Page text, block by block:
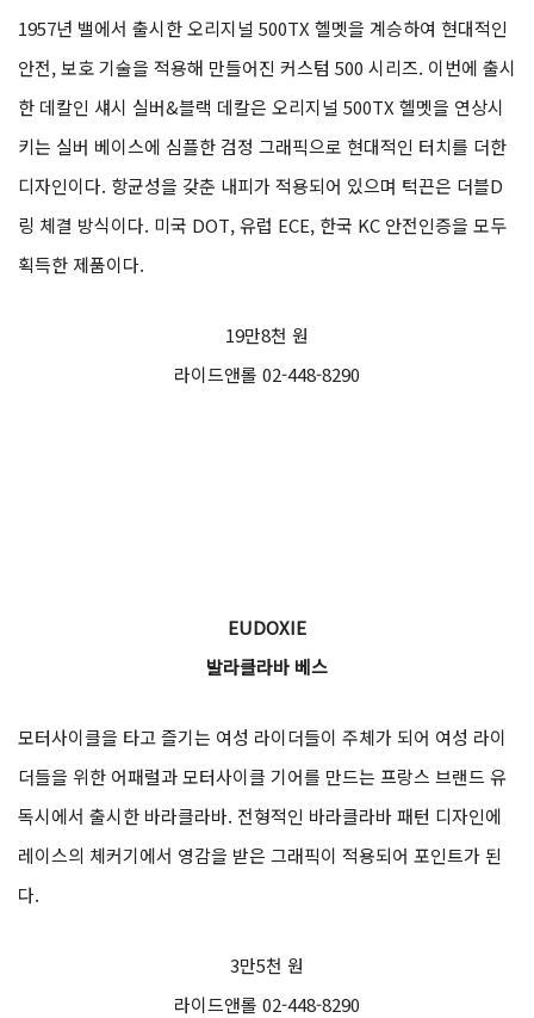
1957년 밸에서 출시한 오리지널 500TX 헬멧을 계승하여 현대적인
안전, 보호 기술을 적용해 만들어진 커스텀 500 시리즈. 이번에 출시
한 데칼인 섀시 실버&블랙 데칼은 오리지널 500TX 헬멧을 연상시
키는 실버 베이스에 심플한 검정 그래픽으로 현대적인 터치를 더한
디자인이다. 항균성을 갖춘 내피가 적용되어 있으며 턱끈은 더블D
링 체결 방식이다. 미국 DOT, 유럽 ECE, 한국 KC 안전인증을 모두
획득한 제품이다.
19만8천 원
라이드앤롤 02-448-8290
EUDOXIE
발라클라바 베스
모터사이클을 타고 즐기는 여성 라이더들이 주체가 되어 여성 라이
더들을 위한 어패럴과 모터사이클 기어를 만드는 프랑스 브랜드 유
독시에서 출시한 바라클라바. 전형적인 바라클라바 패턴 디자인에
레이스의 체커기에서 영감을 받은 그래픽이 적용되어 포인트가 된
다.
3만5천 원
라이드앤롤 02-448-8290